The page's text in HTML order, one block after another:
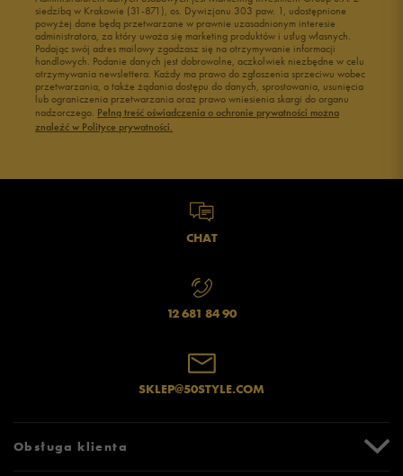
siedzibą w Krakowie (31-871), os. Dywizjonu 303 paw. 1, udostępnione
powyżej dane będą przetwarzane w prawnie uzasadnionym interesie
administratora, za który uważa się marketing produktów i usług własnych.
Podając swój adres mailowy zgadzasz się na otrzymywanie informacji
handlowych. Podanie danych jest dobrowolne, aczkolwiek niezbędne w celu
otrzymywania newslettera. Każdy ma prawo do zgłoszenia sprzeciwu wobec
przetwarzania, a także żądania dostępu do danych, sprostowania, usunięcia
lub ograniczenia przetwarzania oraz prawo wniesienia skargi do organu
nadzorczego. Pełną treść oświadczenia o ochronie prywatności można
znaleźć w Polityce prywatności.
CHAT
12 681 84 90
SKLEP@50STYLE.COM
Obsługa klienta